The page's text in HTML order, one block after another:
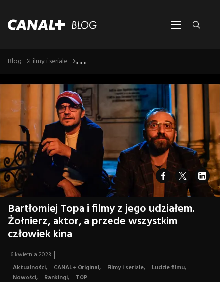
Blog Filmy i seriale ...
Bartłomiej Topa i filmy z jego udziałem.
Żołnierz, aktor, a przede wszystkim
człowiek kina
6 kwietnia 2023
Aktualności, CANAL+ Original, Filmy i seriale, Ludzie filmu,
Nowości, Rankingi, TOP